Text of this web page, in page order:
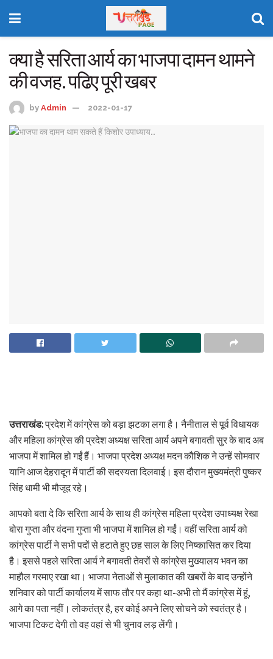
क्या है सरिता आर्य का भाजपा दामन थामने
की वजह. पढिए पूरी खबर
by Admin 2022-01-17
उत्तराखंड:प्रदेश में कांग्रेस को बड़ा झटका लगा है। नैनीताल से पूर्व विधायक
और महिला कांग्रेस की प्रदेश अध्यक्ष सरिता आर्य अपने बगावती सुर के बाद अब
भाजपा में शामिल हो गईं हैं। भाजपा प्रदेश अध्यक्ष मदन कौशिक ने उन्हें सोमवार
यानि आज देहरादून में पार्टी की सदस्यता दिलवाई। इस दौरान मुख्यमंत्री पुष्कर
सिंह धामी भी मौजूद रहे।
आपको बता दे कि सरिता आर्य के साथ ही कांग्रेस महिला प्रदेश उपाध्यक्ष रेखा
बोरा गुप्ता और वंदना गुप्ता भी भाजपा में शामिल हो गईं। वहीं सरिता आर्य को
कांग्रेस पार्टी ने सभी पदों से हटाते हुए छह साल के लिए निष्कासित कर दिया
है। इससे पहले सरिता आर्य ने बगावती तेवरों से कांग्रेस मुख्यालय भवन का
माहौल गरमाए रखा था। भाजपा नेताओं से मुलाकात की खबरों के बाद उन्होंने
शनिवार को पार्टी कार्यालय में साफ तौर पर कहा था-अभी तो मैं कांग्रेस में हूं,
आगे का पता नहीं। लोकतंत्र है, हर कोई अपने लिए सोचने को स्वतंत्र है।
भाजपा टिकट देगी तो वह वहां से भी चुनाव लड़ लेंगी।